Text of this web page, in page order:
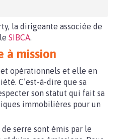
la dirigeante associée de
SIBCA.
à mission
opérationnels et elle en
C’est-à-dire que sa
son statut qui fait sa
immobilières pour un
serre sont émis par le